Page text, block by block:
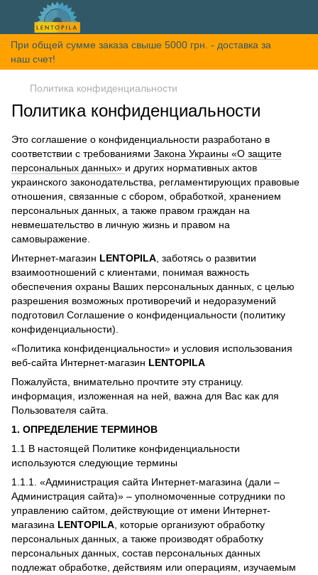
При общей сумме заказа свыше 5000 грн. - доставка за
наш счет!
Политика конфиденциальности
Политика конфиденциальности
Это соглашение о конфиденциальности разработано в
соответствии с требованиями Закона Украины «О защите
персональных данных» и других нормативных актов
украинского законодательства, регламентирующих правовые
отношения, связанные с сбором, обработкой, хранением
персональных данных, а также правом граждан на
невмешательство в личную жизнь и правом на
самовыражение.
Интернет-магазин LENTOPILA , заботясь о развитии
взаимоотношений с клиентами, понимая важность
обеспечения охраны Ваших персональных данных, с целью
разрешения возможных противоречий и недоразумений
подготовил Соглашение о конфиденциальности (политику
конфиденциальности).
«Политика конфиденциальности» и условия использования
веб-сайта Интернет-магазин LENTOPILA
Пожалуйста, внимательно прочтите эту страницу.
информация, изложенная на ней, важна для Вас как для
Пользователя сайта.
1. ОПРЕДЕЛЕНИЕ ТЕРМИНОВ
1.1 В настоящей Политике конфиденциальности
используются следующие термины
1.1.1. «Администрация сайта Интернет-магазина (дали –
Администрация сайта)» – уполномоченные сотрудники по
управлению сайтом, действующие от имени Интернет-
магазина LENTOPILA , которые организуют обработку
персональных данных, а также производят обработку
персональных данных, состав персональных данных
подлежат обработке, действиям или операциям, изучаемым